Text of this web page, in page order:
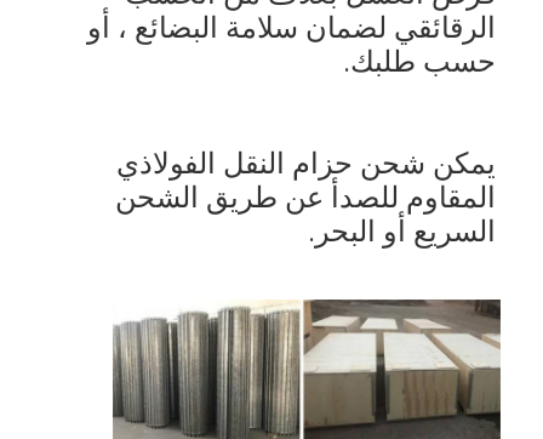
حسب طلبك.
السريع أو البحر.